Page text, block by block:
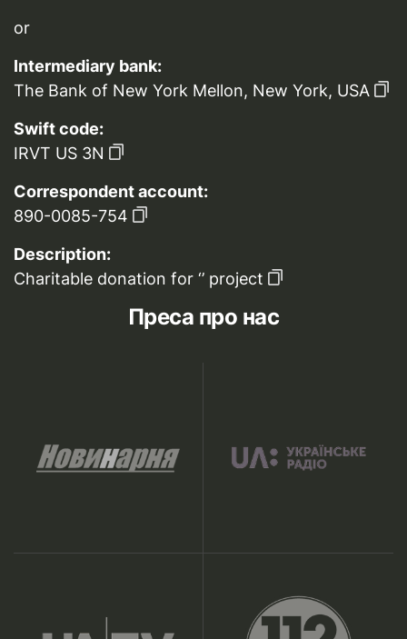
or
Intermediary bank:
The Bank of New York Mellon, New York, USA
Swift code:
IRVT US 3N
Correspondent account:
890-0085-754
Description:
Charitable donation for ‘’ project
Преса про нас